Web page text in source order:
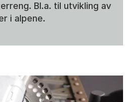
Bl.a. til utvikling av
i alpene.